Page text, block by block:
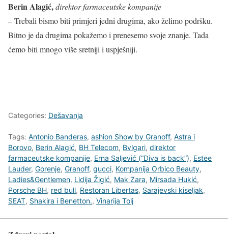
Berin Alagić,direktor farmaceutske kompanije
– Trebali bismo biti primjeri jedni drugima, ako želimo podršku.
Bitno je da drugima pokažemo i prenesemo svoje znanje. Tada
ćemo biti mnogo više sretniji i uspješniji.
Categories: Dešavanja
Tags: Antonio Banderas, ashion Show by Granoff, Astra i
Borovo, Berin Alagić, BH Telecom, Bvlgari, direktor
farmaceutske kompanije, Erna Saljević (“Diva is back”), Estee
Lauder, Gorenje, Granoff, gucci, Kompanija Orbico Beauty,
Ladies&Gentlemen, Lidija Žigić, Mak Zara, Mirsada Hukić,
Porsche BH, red bull, Restoran Libertas, Sarajevski kiseljak,
SEAT, Shakira i Benetton., Vinarija Tolj